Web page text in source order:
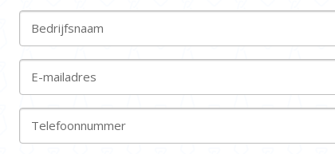
Bedrijfsnaam
E-mailadres
Telefoonnummer